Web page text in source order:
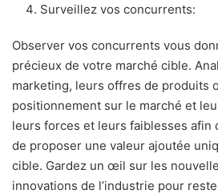
Surveillez vos concurrents:
Observer vos concurrents vous
précieux de votre marché cible.
marketing, leurs offres de produits
positionnement sur le marché et
leurs forces et leurs faiblesses afin
de proposer une valeur ajoutée
cible. Gardez un œil sur les
innovations de l’industrie pour